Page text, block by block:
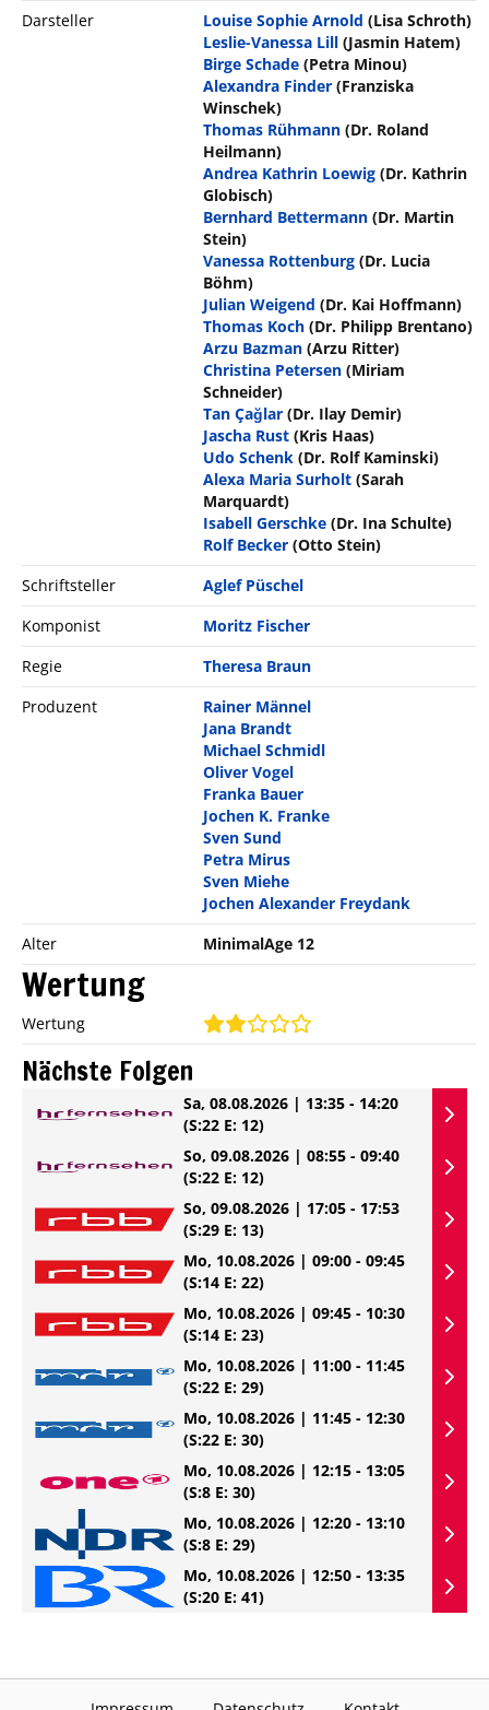
Darsteller
Louise Sophie Arnold (Lisa Schroth)
Leslie-Vanessa Lill (Jasmin Hatem)
Birge Schade (Petra Minou)
Alexandra Finder (Franziska
Winschek)
Thomas Rühmann (Dr. Roland
Heilmann)
Andrea Kathrin Loewig (Dr. Kathrin
Globisch)
Bernhard Bettermann (Dr. Martin
Stein)
Vanessa Rottenburg (Dr. Lucia
Böhm)
Julian Weigend (Dr. Kai Hoffmann)
Thomas Koch (Dr. Philipp Brentano)
Arzu Bazman (Arzu Ritter)
Christina Petersen (Miriam
Schneider)
Tan Çağlar (Dr. Ilay Demir)
Jascha Rust (Kris Haas)
Udo Schenk (Dr. Rolf Kaminski)
Alexa Maria Surholt (Sarah
Marquardt)
Isabell Gerschke (Dr. Ina Schulte)
Rolf Becker (Otto Stein)
Schriftsteller
Aglef Püschel
Komponist
Moritz Fischer
Regie
Theresa Braun
Produzent
Rainer Männel
Jana Brandt
Michael Schmidl
Oliver Vogel
Franka Bauer
Jochen K. Franke
Sven Sund
Petra Mirus
Sven Miehe
Jochen Alexander Freydank
Alter
MinimalAge 12
Wertung
Wertung
Nächste Folgen
Sa, 08.08.2026 | 13:35 - 14:20
(S:22 E: 12)
So, 09.08.2026 | 08:55 - 09:40
(S:22 E: 12)
So, 09.08.2026 | 17:05 - 17:53
(S:29 E: 13)
Mo, 10.08.2026 | 09:00 - 09:45
(S:14 E: 22)
Mo, 10.08.2026 | 09:45 - 10:30
(S:14 E: 23)
Mo, 10.08.2026 | 11:00 - 11:45
(S:22 E: 29)
Mo, 10.08.2026 | 11:45 - 12:30
(S:22 E: 30)
Mo, 10.08.2026 | 12:15 - 13:05
(S:8 E: 30)
Mo, 10.08.2026 | 12:20 - 13:10
(S:8 E: 29)
Mo, 10.08.2026 | 12:50 - 13:35
(S:20 E: 41)